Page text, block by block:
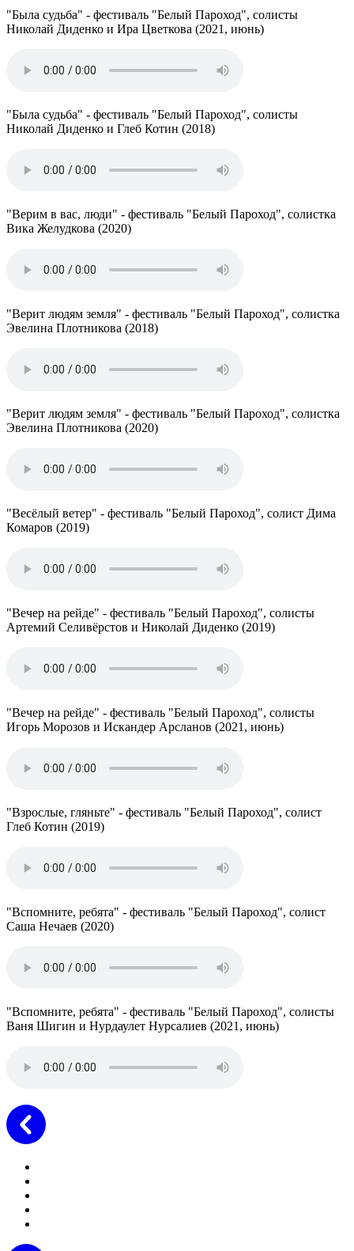
"Была судьба" - фестиваль "Белый Пароход", солисты
Николай Диденко и Ира Цветкова (2021, июнь)
"Была судьба" - фестиваль "Белый Пароход", солисты
Николай Диденко и Глеб Котин (2018)
"Верим в вас, люди" - фестиваль "Белый Пароход", солистка
Вика Желудкова (2020)
"Верит людям земля" - фестиваль "Белый Пароход", солистка
Эвелина Плотникова (2018)
"Верит людям земля" - фестиваль "Белый Пароход", солистка
Эвелина Плотникова (2020)
"Весёлый ветер" - фестиваль "Белый Пароход", солист Дима
Комаров (2019)
"Вечер на рейде" - фестиваль "Белый Пароход", солисты
Артемий Селивёрстов и Николай Диденко (2019)
"Вечер на рейде" - фестиваль "Белый Пароход", солисты
Игорь Морозов и Искандер Арсланов (2021, июнь)
"Взрослые, гляньте" - фестиваль "Белый Пароход", солист
Глеб Котин (2019)
"Вспомните, ребята" - фестиваль "Белый Пароход", солист
Саша Нечаев (2020)
"Вспомните, ребята" - фестиваль "Белый Пароход", солисты
Ваня Шигин и Нурдаулет Нурсалиев (2021, июнь)